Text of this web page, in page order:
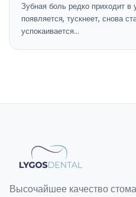
Зубная боль редко приходит
появляется, тускнеет, снова
успокаивается…
Высочайшее качество